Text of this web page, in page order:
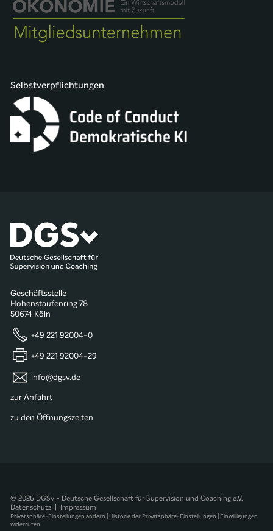
Selbstverpflichtungen
Geschäftsstelle
Hohenstaufenring 78
50674 Köln
+49 221 92004-0
+49 221 92004-29
info@dgsv.de
zur Anfahrt
zu den Öffnungszeiten
© 2026 DGSv - Deutsche Gesellschaft für Supervision und Coaching e.V.
Datenschutz
Impressum
Privatsphäre-Einstellungen ändern | Historie der Privatsphäre-Einstellungen | Einwilligungen
widerrufen